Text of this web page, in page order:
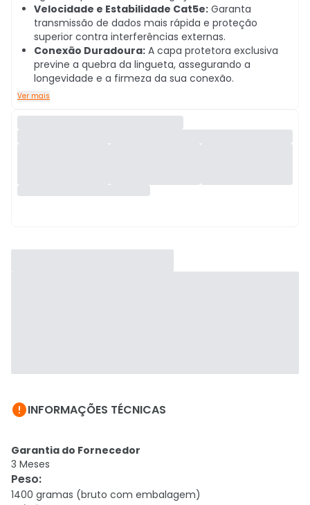
Velocidade e Estabilidade Cat5e: Garanta
transmissão de dados mais rápida e proteção
superior contra interferências externas.
Conexão Duradoura: A capa protetora exclusiva
previne a quebra da lingueta, assegurando a
longevidade e a firmeza da sua conexão.
Ver mais
INFORMAÇÕES TÉCNICAS
Garantia do Fornecedor
3 Meses
Peso:
1400 gramas (bruto com embalagem)